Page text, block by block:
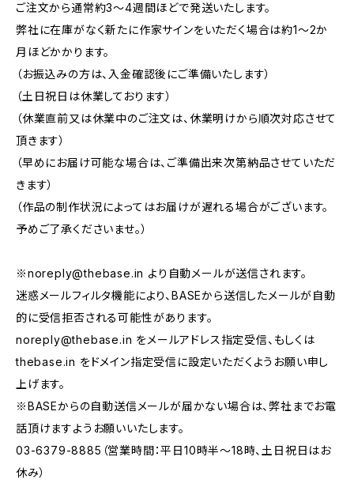
ご注文から通常約3〜4週間ほどで発送いたします。
弊社に在庫がなく新たに作家サインをいただく場合は約1〜2か
月ほどかかります。
（お振込みの方は、入金確認後にご準備いたします）
（土日祝日は休業しております）
（休業直前又は休業中のご注文は、休業明けから順次対応させて
頂きます）
（早めにお届け可能な場合は、ご準備出来次第納品させていただ
きます）
（作品の制作状況によってはお届けが遅れる場合がございます。
予めご了承くださいませ。）
※noreply@thebase.in より自動メールが送信されます。
迷惑メールフィルタ機能により、BASEから送信したメールが自動
的に受信拒否される可能性があります。
noreply@thebase.in をメールアドレス指定受信、もしくは
thebase.in をドメイン指定受信に設定いただくようお願い申し
上げます。
※BASEからの自動送信メールが届かない場合は、弊社までお電
話頂けますようお願いいたします。
03-6379-8885（営業時間：平日10時半〜18時、土日祝日はお
休み）